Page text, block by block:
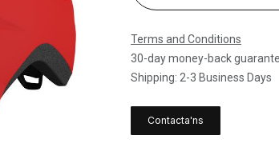
Terms and Conditions
30-day money-back
Shipping: 2-3 Business Days
Contacta'ns